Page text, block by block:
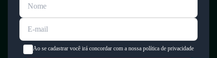
Ao se cadastrar você irá concordar com a nossa política de privacidade